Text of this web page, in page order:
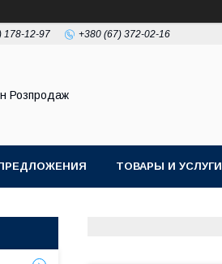
178-12-97 +380 (67) 372-02-16
Розпродаж
ТОВАРЫ И УСЛУГИ